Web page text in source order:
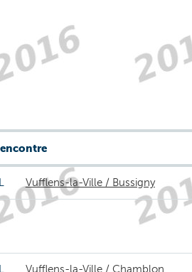
Vufflens-la-Ville / Bussigny
Vufflens-la-Ville / Chamblon